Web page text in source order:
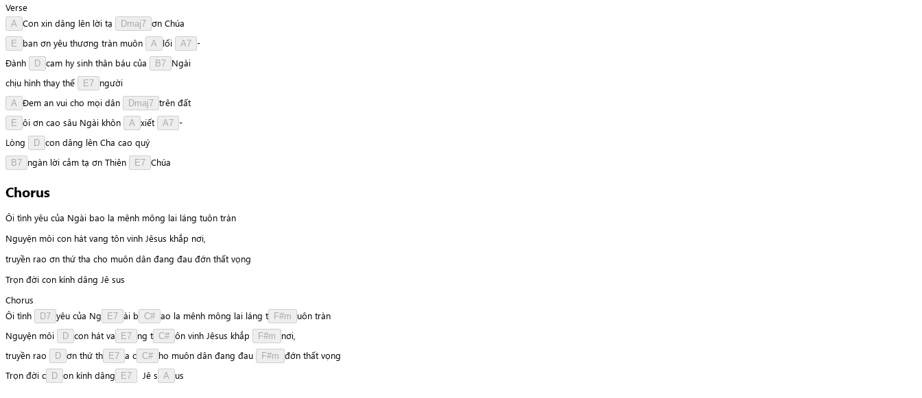
Verse
A Con xin dâng lên lời tạ Dmaj7 ơn Chúa
E ban ơn yêu thương tràn muôn A lối A7 -
Đành
D cam hy sinh thân báu của B7 Ngài
chịu hình thay thế E7 người
A Đem an vui cho mọi dân Dmaj7 trên đất
E ôi ơn cao sâu Ngài khôn A xiết A7 -
Lòng
D con dâng lên Cha cao quý
B7 ngàn lời cảm tạ ơn Thiên E7 Chúa
Chorus
Ôi tình yêu của Ngài bao la mênh mông lai láng tuôn tràn
Nguyện môi con hát vang tôn vinh Jêsus khắp nơi,
truyền rao ơn thứ tha cho muôn dân đang đau đớn thất vọng
Trọn đời con kính dâng Jê sus
Chorus
Ôi tình D7 yêu của Ng E7 ài b C# ao la mênh mông lai láng t F#m uôn tràn
Nguyện môi D con hát va E7 ng t C# ôn vinh Jêsus khắp F#m nơi
truyền rao D ơn thứ th E7 a c C# ho muôn dân đang đau F#m đớn thất vọng
Trọn đời c D on kính dâng E7 Jê s A us